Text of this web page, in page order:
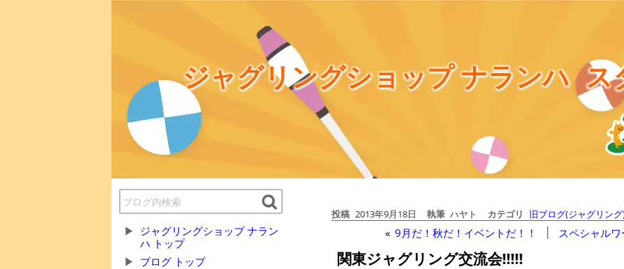
ジャグリングショップ ナランハ ス
ジャグリングショップ ナラン
ハ トップ
ブログ トップ
投稿 2013年9月18日 執筆 ハヤト カテゴリ 旧ブログ(ジャグリング
« 9月だ！秋だ！イベントだ！！ スペシャル
関東ジャグリング交流会!!!!!